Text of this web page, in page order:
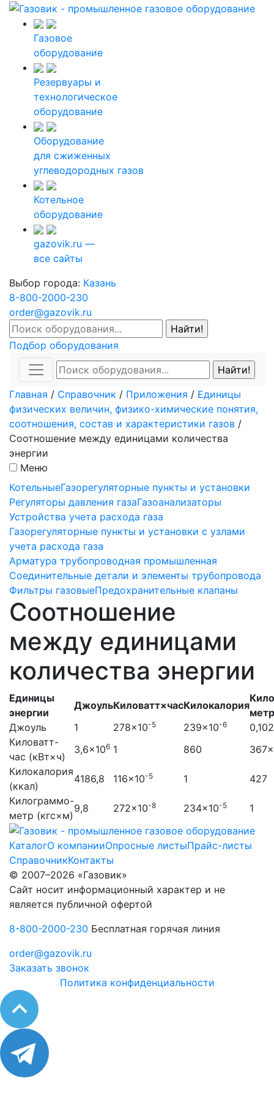
Газовое
оборудование
Резервуары и
технологическое
оборудование
Оборудование
для сжиженных
углеводородных газов
Котельное
оборудование
gazovik.ru —
все сайты
Выбор города: Казань
8-800-2000-230
order@gazovik.ru
Подбор оборудования
Главная / Справочник / Приложения / Единицы
физических величин, физико-химические понятия,
соотношения, состав и характеристики газов /
Соотношение между единицами количества
энергии
Меню
КотельныеГазорегуляторные пункты и установки
Регуляторы давления газаГазоанализаторы
Устройства учета расхода газа
Газорегуляторные пункты и установки с узлами
учета расхода газа
Арматура трубопроводная промышленная
Соединительные детали и элементы трубопровода
Фильтры газовыеПредохранительные клапаны
Соотношение
между единицами
количества энергии
Единицы
энергии
ДжоульКиловатт×часКилокалория
метр
Джоуль
1 278×10-5 239×10-6
0,102
Киловатт-
час (кВт×ч)
3,6×106 1 860
Килокалория
(ккал)
4186,8 116×10-5 1
427
Килограммо-
метр (кгс×м)
9,8 272×10-8 234×10-5 1
КаталогО компанииОпросные листыПрайс-листы
СправочникКонтакты
© 2007–2026 «Газовик»
Сайт носит информационный характер и не
является публичной офертой
8-800-2000-230 Бесплатная горячая линия
order@gazovik.ru
Заказать звонок
Политика конфиденциальности